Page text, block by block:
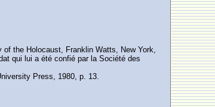
the Holocaust, Franklin Watts, New York,
qui lui a été confié par la Société des
Press, 1980, p. 13.